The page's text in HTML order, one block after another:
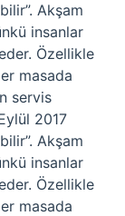
Akşam
insanlar
Özellikle
masada
servis
2017
Akşam
insanlar
Özellikle
masada